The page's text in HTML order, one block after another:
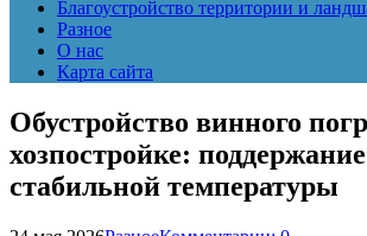
Благоустройство территории и
Разное
О нас
Карта сайта
Обустройство винного
хозпостройке: поддержание
стабильной температуры